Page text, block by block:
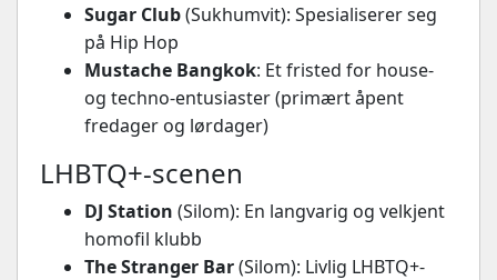
Sugar Club(Sukhumvit): Spesialiserer seg
på Hip Hop
Mustache Bangkok: Et fristed for house-
og techno-entusiaster (primært åpent
fredager og lørdager)
LHBTQ+-scenen
DJ Station (Silom): En langvarig og velkjent
homofil klubb
The Stranger Bar(Silom): Livlig LHBTQ+-